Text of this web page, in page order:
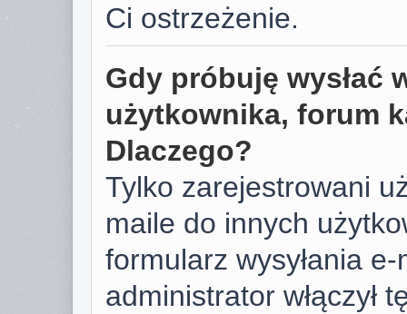
Ci ostrzeżenie.
Gdy próbuję wysłać
użytkownika, forum
Dlaczego?
Tylko zarejestrowani
maile do innych
formularz wysyłania
administrator włączył